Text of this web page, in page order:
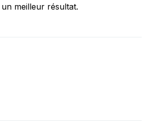
meilleur résultat.